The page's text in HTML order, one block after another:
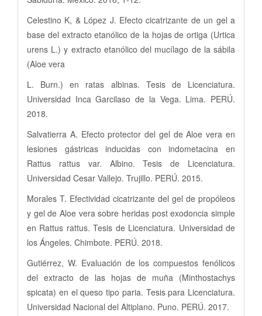
Celestino K, & López J. Efecto cicatrizante de un gel a
base del extracto etanólico de la hojas de ortiga (Urtica
urens L.) y extracto etanólico del mucílago de la sábila
(Aloe vera
L. Burn.) en ratas albinas. Tesis de Licenciatura.
Universidad Inca Garcilaso de la Vega. Lima. PERÚ.
2018.
Salvatierra A. Efecto protector del gel de Aloe vera en
lesiones gástricas inducidas con indometacina en
Rattus rattus var. Albino. Tesis de Licenciatura.
Universidad Cesar Vallejo. Trujillo. PERÚ. 2015.
Morales T. Efectividad cicatrizante del gel de propóleos
y gel de Aloe vera sobre heridas post exodoncia simple
en Rattus rattus. Tesis de Licenciatura. Universidad de
los Ángeles. Chimbote. PERÚ. 2018.
Gutiérrez, W. Evaluación de los compuestos fenólicos
del extracto de las hojas de muña (Minthostachys
spicata) en el queso tipo paria. Tesis para Licenciatura.
Universidad Nacional del Altiplano. Puno. PERÚ. 2017.